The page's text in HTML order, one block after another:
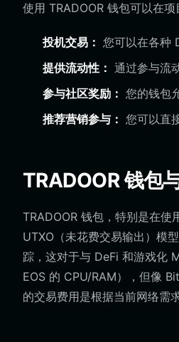
使用 TRADOOR 钱包可以在
投机交易： 您可以在各种
提供流动性： 通过参与流
参与社区奖励： 您的钱包
推荐营销参与： 您可以直
TRADOOR 钱包
TRADOOR 钱包，特别是在
UTXO（未花费交易输出）模
踪，这对于与 DeFi 和游戏化
EOS 的 CPU/RAM），但像
的交易费用是根据当前网络需